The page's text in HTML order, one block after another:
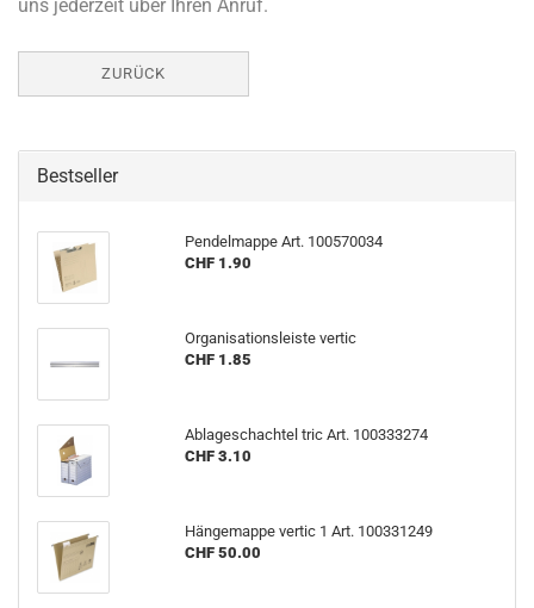
uns jederzeit über Ihren Anruf.
ZURÜCK
Bestseller
Pendelmappe Art. 100570034
CHF 1.90
Organisationsleiste vertic
CHF 1.85
Ablageschachtel tric Art. 100333274
CHF 3.10
Hängemappe vertic 1 Art. 100331249
CHF 50.00